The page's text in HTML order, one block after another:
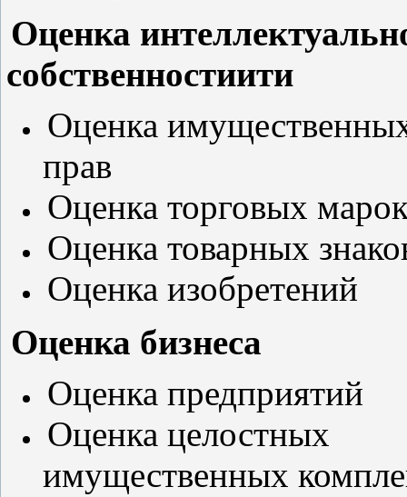
Оценка
собственностиити
Оценка
прав
Оценка торговых
Оценка товарных
Оценка изобретений
Оценка бизнеса
Оценка предприятий
Оценка целостных
имущественных